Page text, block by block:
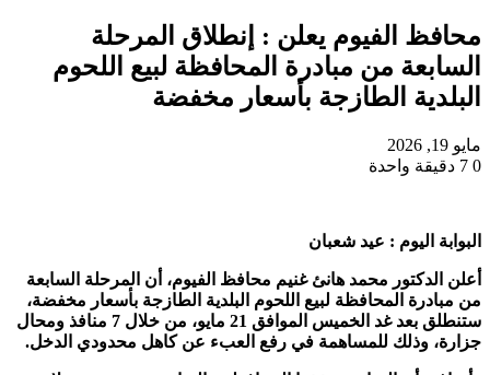
محافظ الفيوم يعلن : إنطلاق المرحلة
السابعة من مبادرة المحافظة لبيع اللحوم
البلدية الطازجة بأسعار مخفضة
مايو 19, 2026
0
دقيقة واحدة
البوابة اليوم : عيد شعبان
أعلن الدكتور محمد هانئ غنيم محافظ الفيوم، أن المرحلة السابعة
من مبادرة المحافظة لبيع اللحوم البلدية الطازجة بأسعار مخفضة،
ستنطلق بعد غد الخميس الموافق 21 مايو، من خلال 7 منافذ ومحال
جزارة، وذلك للمساهمة في رفع العبء عن كاهل محدودي الدخل.